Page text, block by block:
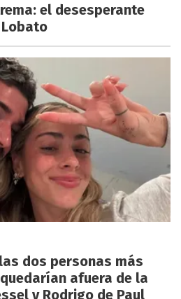
el desesperante
dos personas más
afuera de la
y Rodrigo de Paul